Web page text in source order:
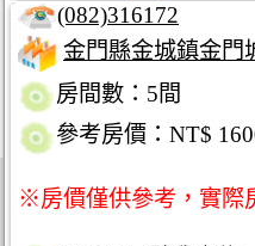
(082)316172
金門縣金城鎮金門
房間數：5間
參考房價：NT$
※房價僅供參考，實際